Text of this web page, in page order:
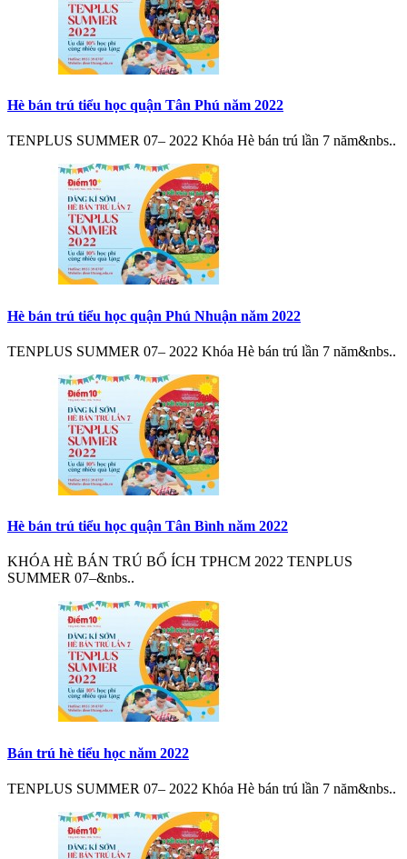
Hè bán trú tiểu học quận Tân Phú năm 2022
TENPLUS SUMMER 07– 2022 Khóa Hè bán trú lần 7 năm&nbs..
Hè bán trú tiểu học quận Phú Nhuận năm 2022
TENPLUS SUMMER 07– 2022 Khóa Hè bán trú lần 7 năm&nbs..
Hè bán trú tiểu học quận Tân Bình năm 2022
KHÓA HÈ BÁN TRÚ BỔ ÍCH TPHCM 2022 TENPLUS
SUMMER 07–&nbs..
Bán trú hè tiểu học năm 2022
TENPLUS SUMMER 07– 2022 Khóa Hè bán trú lần 7 năm&nbs..